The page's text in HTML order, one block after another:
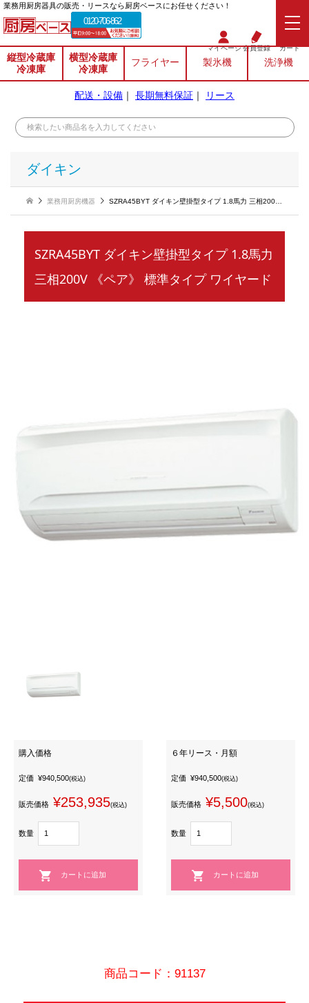
業務⽤厨房器具の販売・リースなら厨房ベースにお任せください！
0120-706-862
マイページ会員登録 カート
縦型冷蔵庫
冷凍庫
横型冷蔵庫
冷凍庫
フライヤー 製氷機 洗浄機
配送・設備 ｜ 長期無料保証 ｜ リース
ダイキン
業務用厨房機器 SZRA45BYT ダイキン壁掛型タイプ 1.8馬力 三相200V 《ペア》 標準タイプ ワイヤード
SZRA45BYT ダイキン壁掛型タイプ 1.8馬力
三相200V 《ペア》 標準タイプ ワイヤード
購入価格
定価 ¥940,500(税込)
販売価格 ¥253,935(税込)
数量
６年リース・月額
定価 ¥940,500(税込)
販売価格 ¥5,500(税込)
数量
商品コード：91137